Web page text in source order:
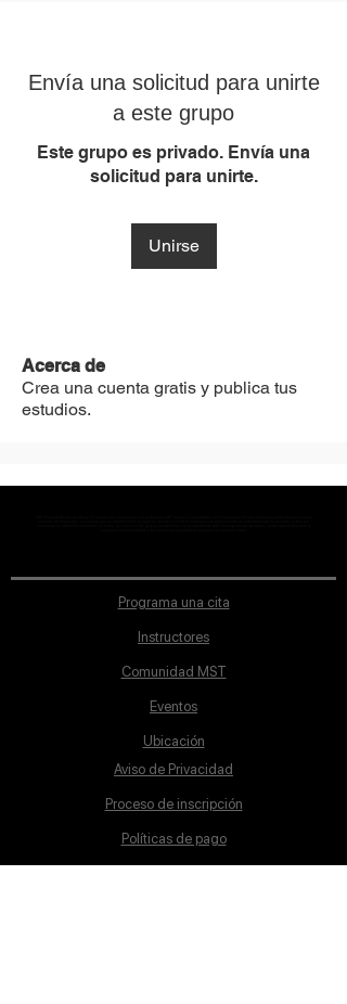
Envía una solicitud para unirte
a este grupo
Este grupo es privado. Envía una
solicitud para unirte.
Unirse
Acerca de
Crea una cuenta gratis y publica tus
estudios.
Programa una cita
Instructores
Comunidad MST
Eventos
Ubicación
Aviso de Privacidad
Proceso de inscripción
Políticas de pago